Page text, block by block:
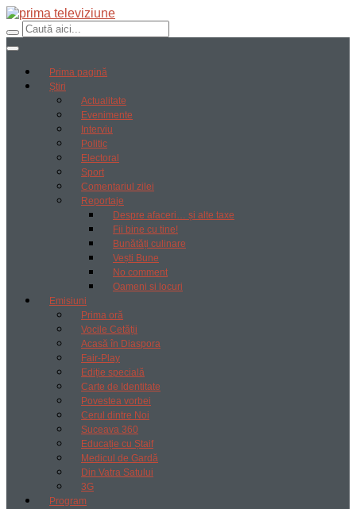
Prima pagină
Știri
Actualitate
Evenimente
Interviu
Politic
Electoral
Sport
Comentariul zilei
Reportaje
Despre afaceri… și alte taxe
Fii bine cu tine!
Bunătăți culinare
Vești Bune
No comment
Oameni si locuri
Emisiuni
Prima oră
Vocile Cetății
Acasă în Diaspora
Fair-Play
Ediție specială
Carte de Identitate
Povestea vorbei
Cerul dintre Noi
Suceava 360
Educație cu Ștaif
Medicul de Gardă
Din Vatra Satului
3G
Program